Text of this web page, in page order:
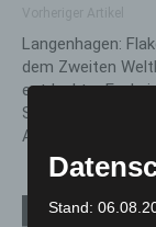
Langenhagen:
dem Zweiten
entdeckt –
Sprengung noch
Abend
Verwandte
Stand: